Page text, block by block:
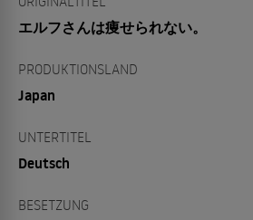
エルフさんは痩せられない。
PRODUKTIONSLAND
Japan
UNTERTITEL
Deutsch
BESETZUNG